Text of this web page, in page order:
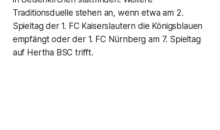
Traditionsduelle stehen an, wenn etwa am 2.
Spieltag der 1. FC Kaiserslautern die Königsblauen
empfängt oder der 1. FC Nürnberg am 7. Spieltag
auf Hertha BSC trifft.